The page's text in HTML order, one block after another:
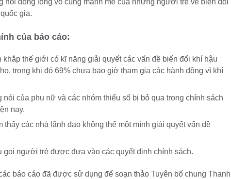
nói đồng lòng vô cùng mạnh mẽ của những người trẻ về biến đổi
gia.
của báo cáo:
thế giới có kĩ năng giải quyết các vấn đề biến đổi khí hậu
trong khi đó 69% chưa bao giờ tham gia các hành động vì khí
nói của phụ nữ và các nhóm thiểu số bị bỏ qua trong chính sách
nay.
thấy các nhà lãnh đạo không thể một mình giải quyết vấn đề
gọi người trẻ được đưa vào các quyết định chính sách.
báo cáo đã được sử dụng để soạn thảo Tuyên bố chung Thanh